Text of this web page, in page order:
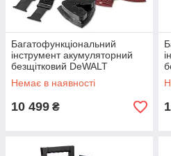
Багатофункціональний
інструмент акумуляторний
безщітковий DeWALT
DCS356N 18V вага 1.1 кг
Гарантія 3 роки
Немає в наявності
10 499 ₴